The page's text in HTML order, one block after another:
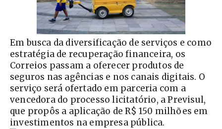
Em busca da diversificação de serviços e como
estratégia de recuperação financeira, os
Correios passam a oferecer produtos de
seguros nas agências e nos canais digitais. O
serviço será ofertado em parceria com a
vencedora do processo licitatório, a Previsul,
que propôs a aplicação de R$ 150 milhões em
investimentos na empresa pública.